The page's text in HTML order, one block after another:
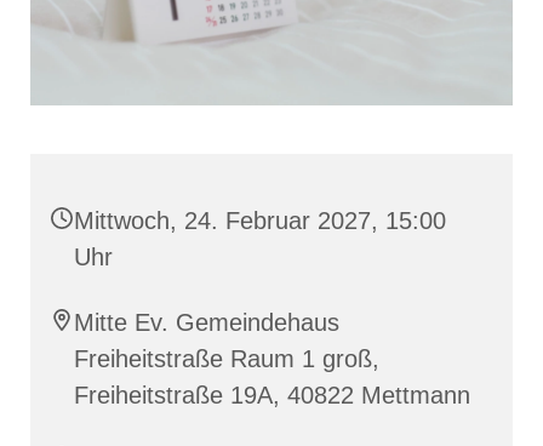
Mittwoch, 24. Februar 2027, 15:00
Uhr
Mitte Ev. Gemeindehaus
Freiheitstraße Raum 1 groß,
Freiheitstraße 19A, 40822 Mettmann